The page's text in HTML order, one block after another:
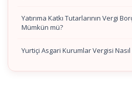
Yatırıma Katkı Tutarlarının Vergi
Mümkün mü?
Yurtiçi Asgari Kurumlar Vergisi